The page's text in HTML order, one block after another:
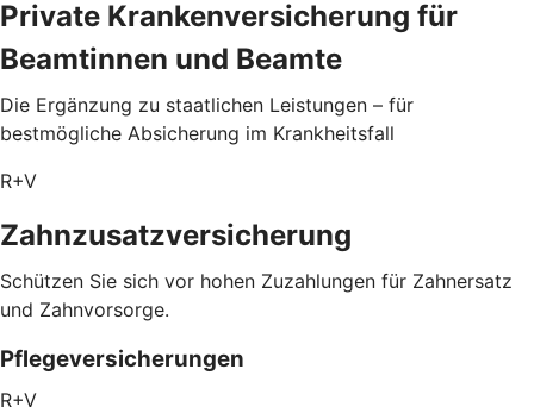
Private Krankenversicherung für
Beamtinnen und Beamte
Die Ergänzung zu staatlichen Leistungen – für
bestmögliche Absicherung im Krankheitsfall
R+V
Zahnzusatzversicherung
Schützen Sie sich vor hohen Zuzahlungen für Zahnersatz
und Zahnvorsorge.
Pflegeversicherungen
R+V